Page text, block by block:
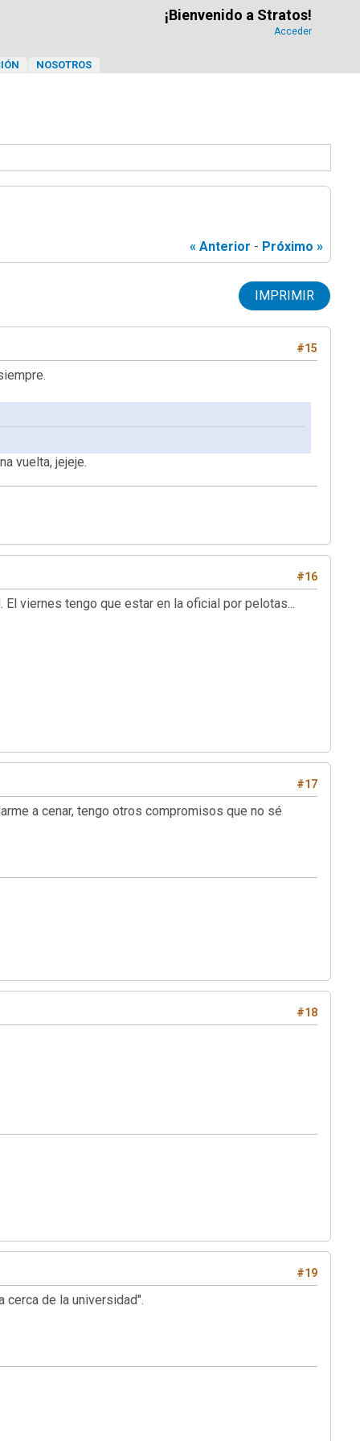
¡Bienvenido a Stratos!
Acceder
NOSOTROS
« Anterior - Próximo »
IMPRIMIR
#15
vuelta, jejeje.
#16
viernes tengo que estar en la oficial por pelotas...
#17
a cenar, tengo otros compromisos que no sé
#18
#19
cerca de la universidad".